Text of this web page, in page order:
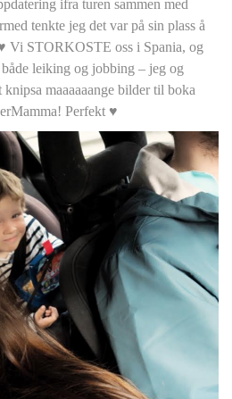
ifra turen sammen med
tenkte jeg det var på sin plass å
Vi STORKOSTE oss i Spania, og
leiking og jobbing – jeg og
maaaaaange bilder til boka
Perfekt ♥